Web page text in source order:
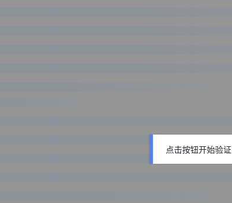
点击按钮开始验证